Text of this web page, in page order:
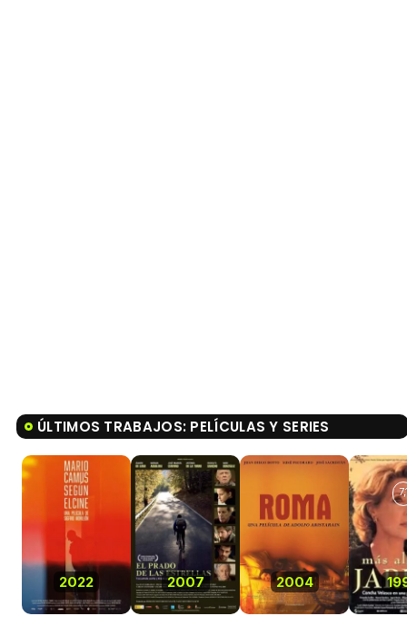
ÚLTIMOS TRABAJOS: PELÍCULAS Y SERIES
2022 2007 2004